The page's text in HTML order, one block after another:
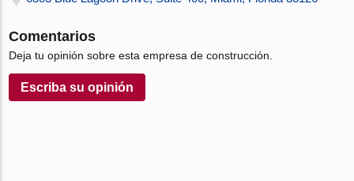
Comentarios
Deja tu opinión sobre esta empresa de construcción.
Escriba su opinión